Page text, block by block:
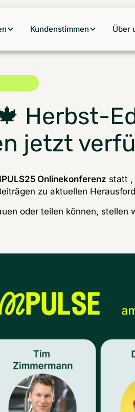
Kundenstimmen Über
Herbst-
jetzt
Onlinekonferenz statt
zu aktuellen
oder teilen können, stellen